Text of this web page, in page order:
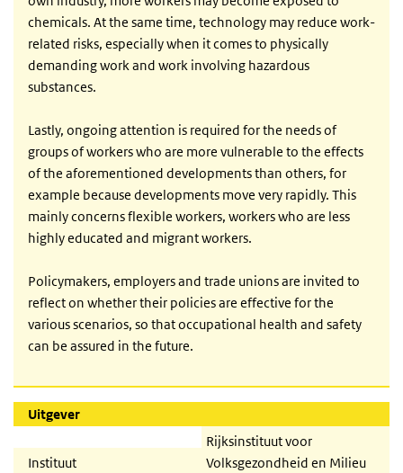
chemicals. At the same time, technology may reduce work-
related risks, especially when it comes to physically
demanding work and work involving hazardous
substances.
Lastly, ongoing attention is required for the needs of
groups of workers who are more vulnerable to the effects
of the aforementioned developments than others, for
example because developments move very rapidly. This
mainly concerns flexible workers, workers who are less
highly educated and migrant workers.
Policymakers, employers and trade unions are invited to
reflect on whether their policies are effective for the
various scenarios, so that occupational health and safety
can be assured in the future.
Uitgever
Instituut
Rijksinstituut voor
Volksgezondheid en Milieu